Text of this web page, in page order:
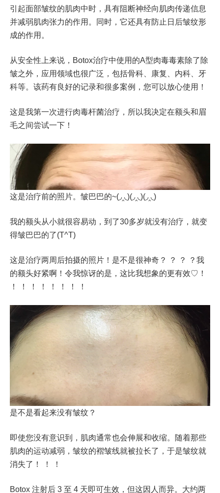
引起面部皱纹的肌肉中时，具有阻断神经向肌肉传递信息
并减弱肌肉张力的作用。同时，它还具有防止日后皱纹形
成的作用。
从安全性上来说，Botox治疗中使用的A型肉毒毒素除了除
皱之外，应用领域也很广泛，包括骨科、康复、内科、牙
科等。该药有良好的记录和很多案例，您可以放心使用！
这是我第一次进行肉毒杆菌治疗，所以我决定在额头和眉
毛之间尝试一下！
这是治疗前的照片。皱巴巴的~(◞‸◟)(◞‸◟)(◞‸◟)
我的额头从小就很容易动，到了30多岁就没有治疗，就变
得皱巴巴的了(T^T)
这是治疗两周后拍摄的照片！是不是很神奇？ ？ ？ ？我
的额头好紧啊！令我惊讶的是，这比我想象的更有效♡！
！ ！ ！ ！ ！ ！ ！ ！
是不是看起来没有皱纹？
即使您没有意识到，肌肉通常也会伸展和收缩。随着那些
肌肉的运动减弱，皱纹的褶皱线就被拉长了，于是皱纹就
消失了！ ！ ！
Botox 注射后 3 至 4 天即可生效，但这因人而异。大约两